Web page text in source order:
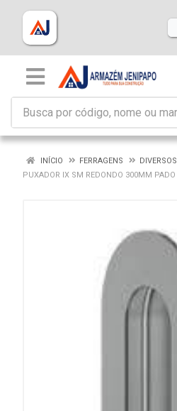
INÍCIO FERRAGENS
DIVERSOS
PUXADOR IX SM REDONDO 300MM PADO